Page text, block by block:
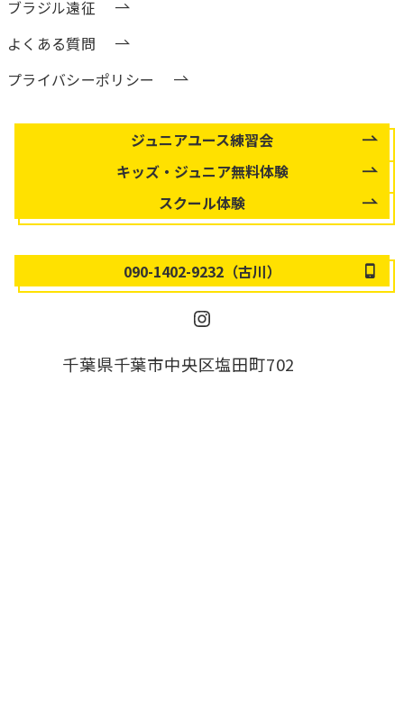
ブラジル遠征
よくある質問
プライバシーポリシー
ジュニアユース練習会
キッズ・ジュニア無料体験
スクール体験
090-1402-9232（古川）
Instagram
千葉県千葉市中央区塩田町702